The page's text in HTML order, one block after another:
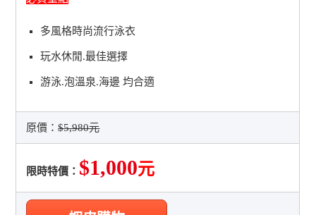
多風格時尚流行泳衣
玩水休閒.最佳選擇
游泳.泡溫泉.海邊 均合適
原價：$5,980元
限時特價： $1,000元